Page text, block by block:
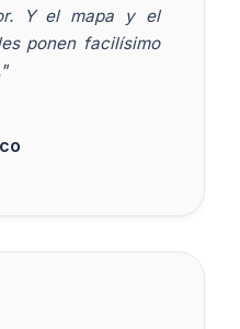
Y el mapa y el
ponen facilísimo